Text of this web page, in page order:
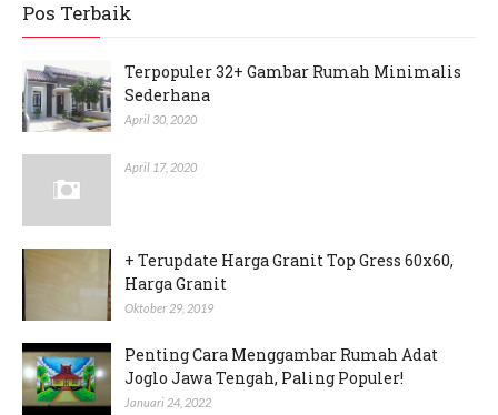
Pos Terbaik
Terpopuler 32+ Gambar Rumah Minimalis
Sederhana
April 30, 2020
April 17, 2020
+ Terupdate Harga Granit Top Gress 60x60,
Harga Granit
Oktober 29, 2019
Penting Cara Menggambar Rumah Adat
Joglo Jawa Tengah, Paling Populer!
Januari 24, 2022